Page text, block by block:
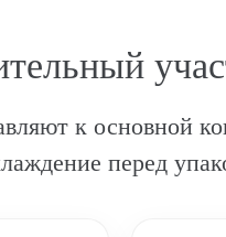
к основной
перед